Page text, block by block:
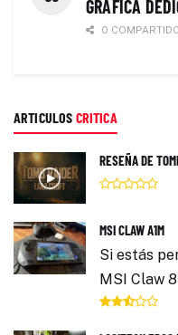
GRÁFICA
0
ARTICULOS CRITICA
RESEÑA DE
MSI CLAW A1M
Si estás
MSI Claw